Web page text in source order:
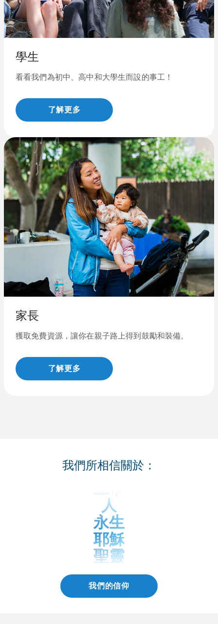
學生
看看我們為初中、高中和大學生而設的事工！
了解更多
家長
獲取免費資源，讓你在親子路上得到鼓勵和裝備。
了解更多
我們所相信關於：
人
永生
耶穌
聖靈
聖經
浸禮
我們的信仰